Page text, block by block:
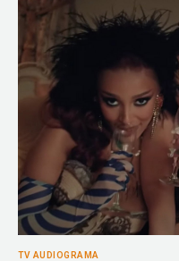
TV AUDIOGRAMA